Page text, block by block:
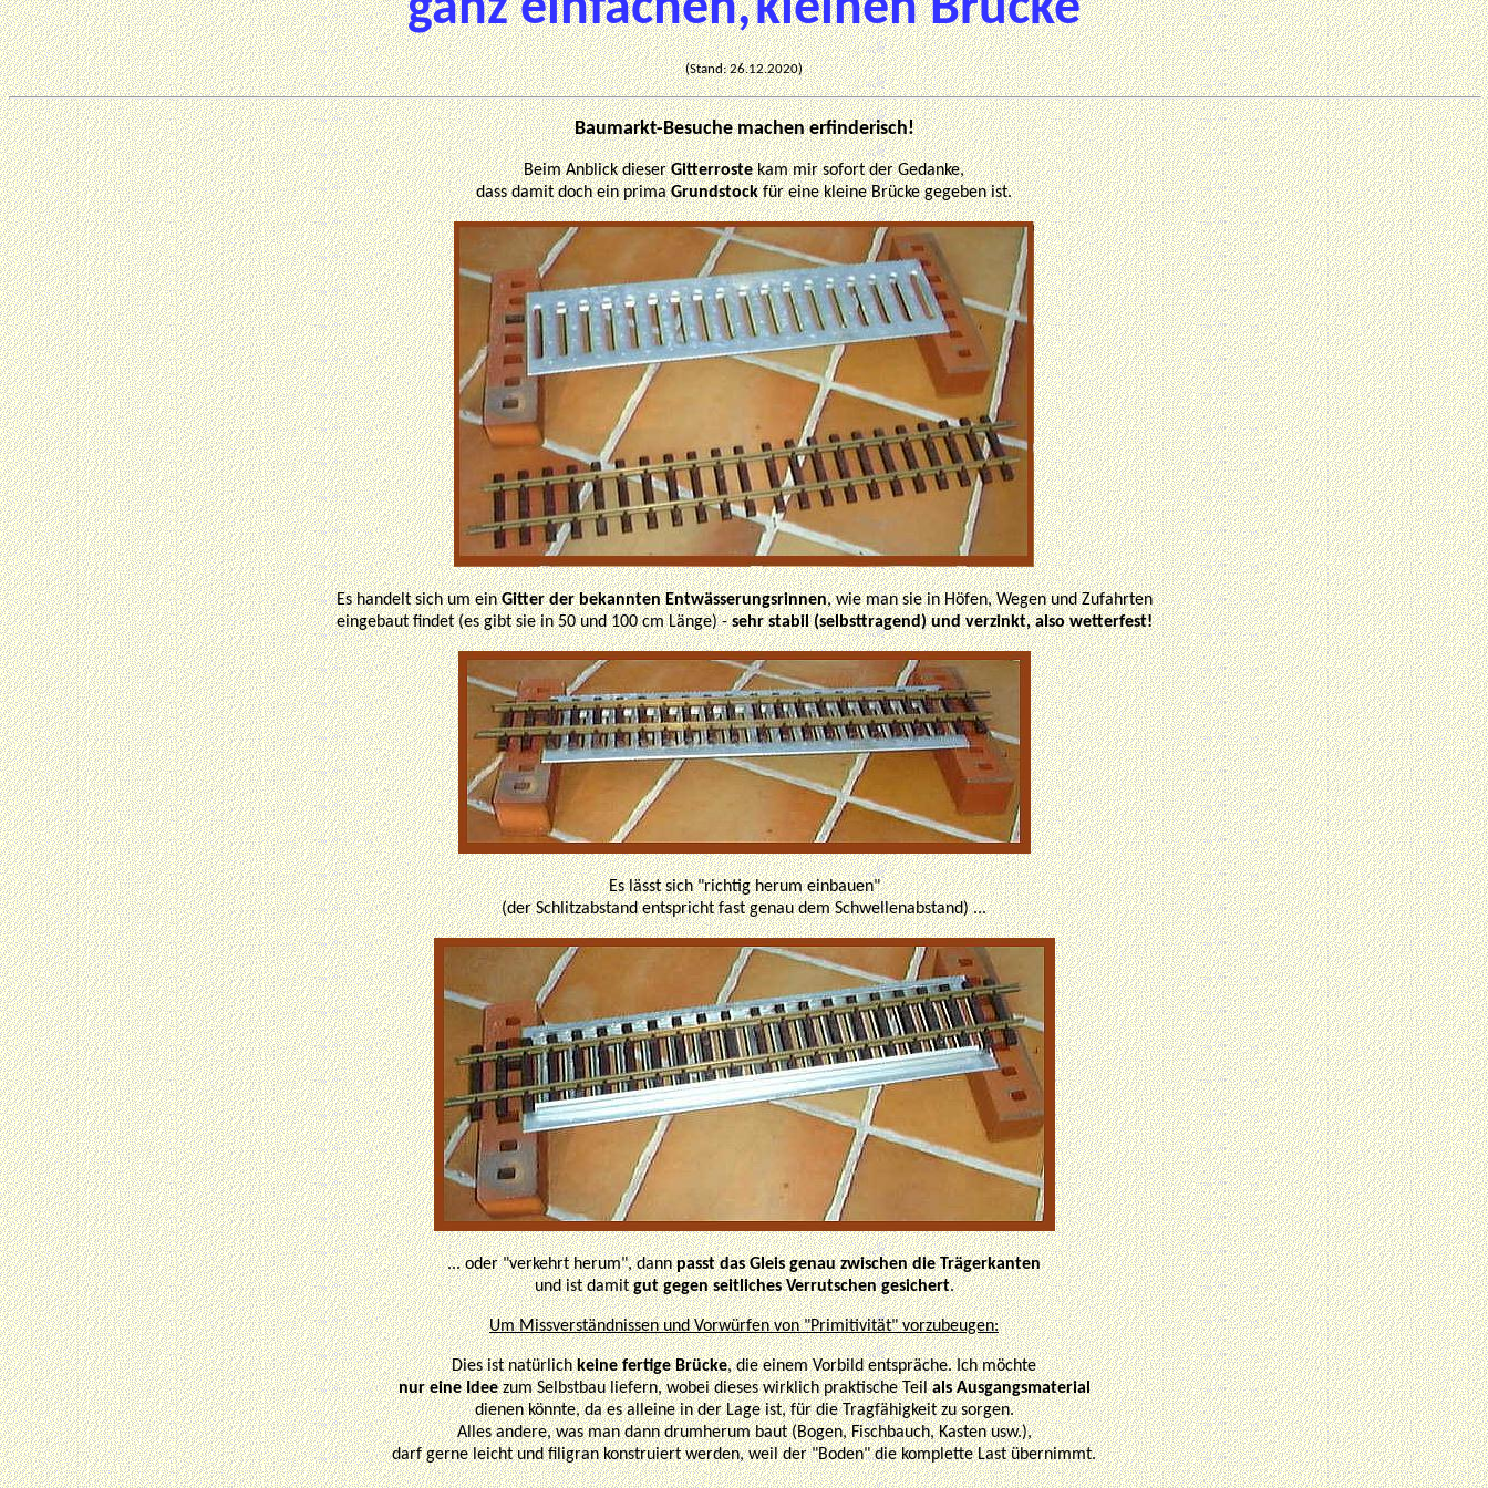
(Stand:26.12.2020)
Baumarkt-Besuche machen erfinderisch!
Beim Anblick dieserGitterrostekam mir sofort der Gedanke,
dass damit doch ein primaGrundstockfür eine kleine Brücke gegeben ist.
Es handelt sich um einGitter der bekannten Entwässerungsrinnen, wie man sie in Höfen, Wegen und Zufahrten
eingebaut findet (es gibt sie in 50 und 100 cm Länge) -sehr stabil (selbsttragend) und verzinkt, also wetterfest!
Es lässt sich "richtig herum einbauen"
(der Schlitzabstand entspricht fast genau dem Schwellenabstand) ...
... oder "verkehrt herum", dannpasst das Gleis genau zwischen die Trägerkanten
und ist damitgut gegen seitliches Verrutschen gesichert.
Um Missverständnissen und Vorwürfen von "Primitivität" vorzubeugen:
Dies ist natürlichkeine fertige Brücke, die einem Vorbild entspräche. Ich möchte
nur eine Ideezum Selbstbau liefern, wobei dieses wirklich praktische Teilals Ausgangsmaterial
dienen könnte, da es alleine in der Lage ist, für die Tragfähigkeit zu sorgen.
Alles andere, was man dann drumherum baut (Bogen, Fischbauch, Kasten usw.),
darf gerne leicht und filigran konstruiert werden, weil der "Boden" die komplette Last übernimmt.